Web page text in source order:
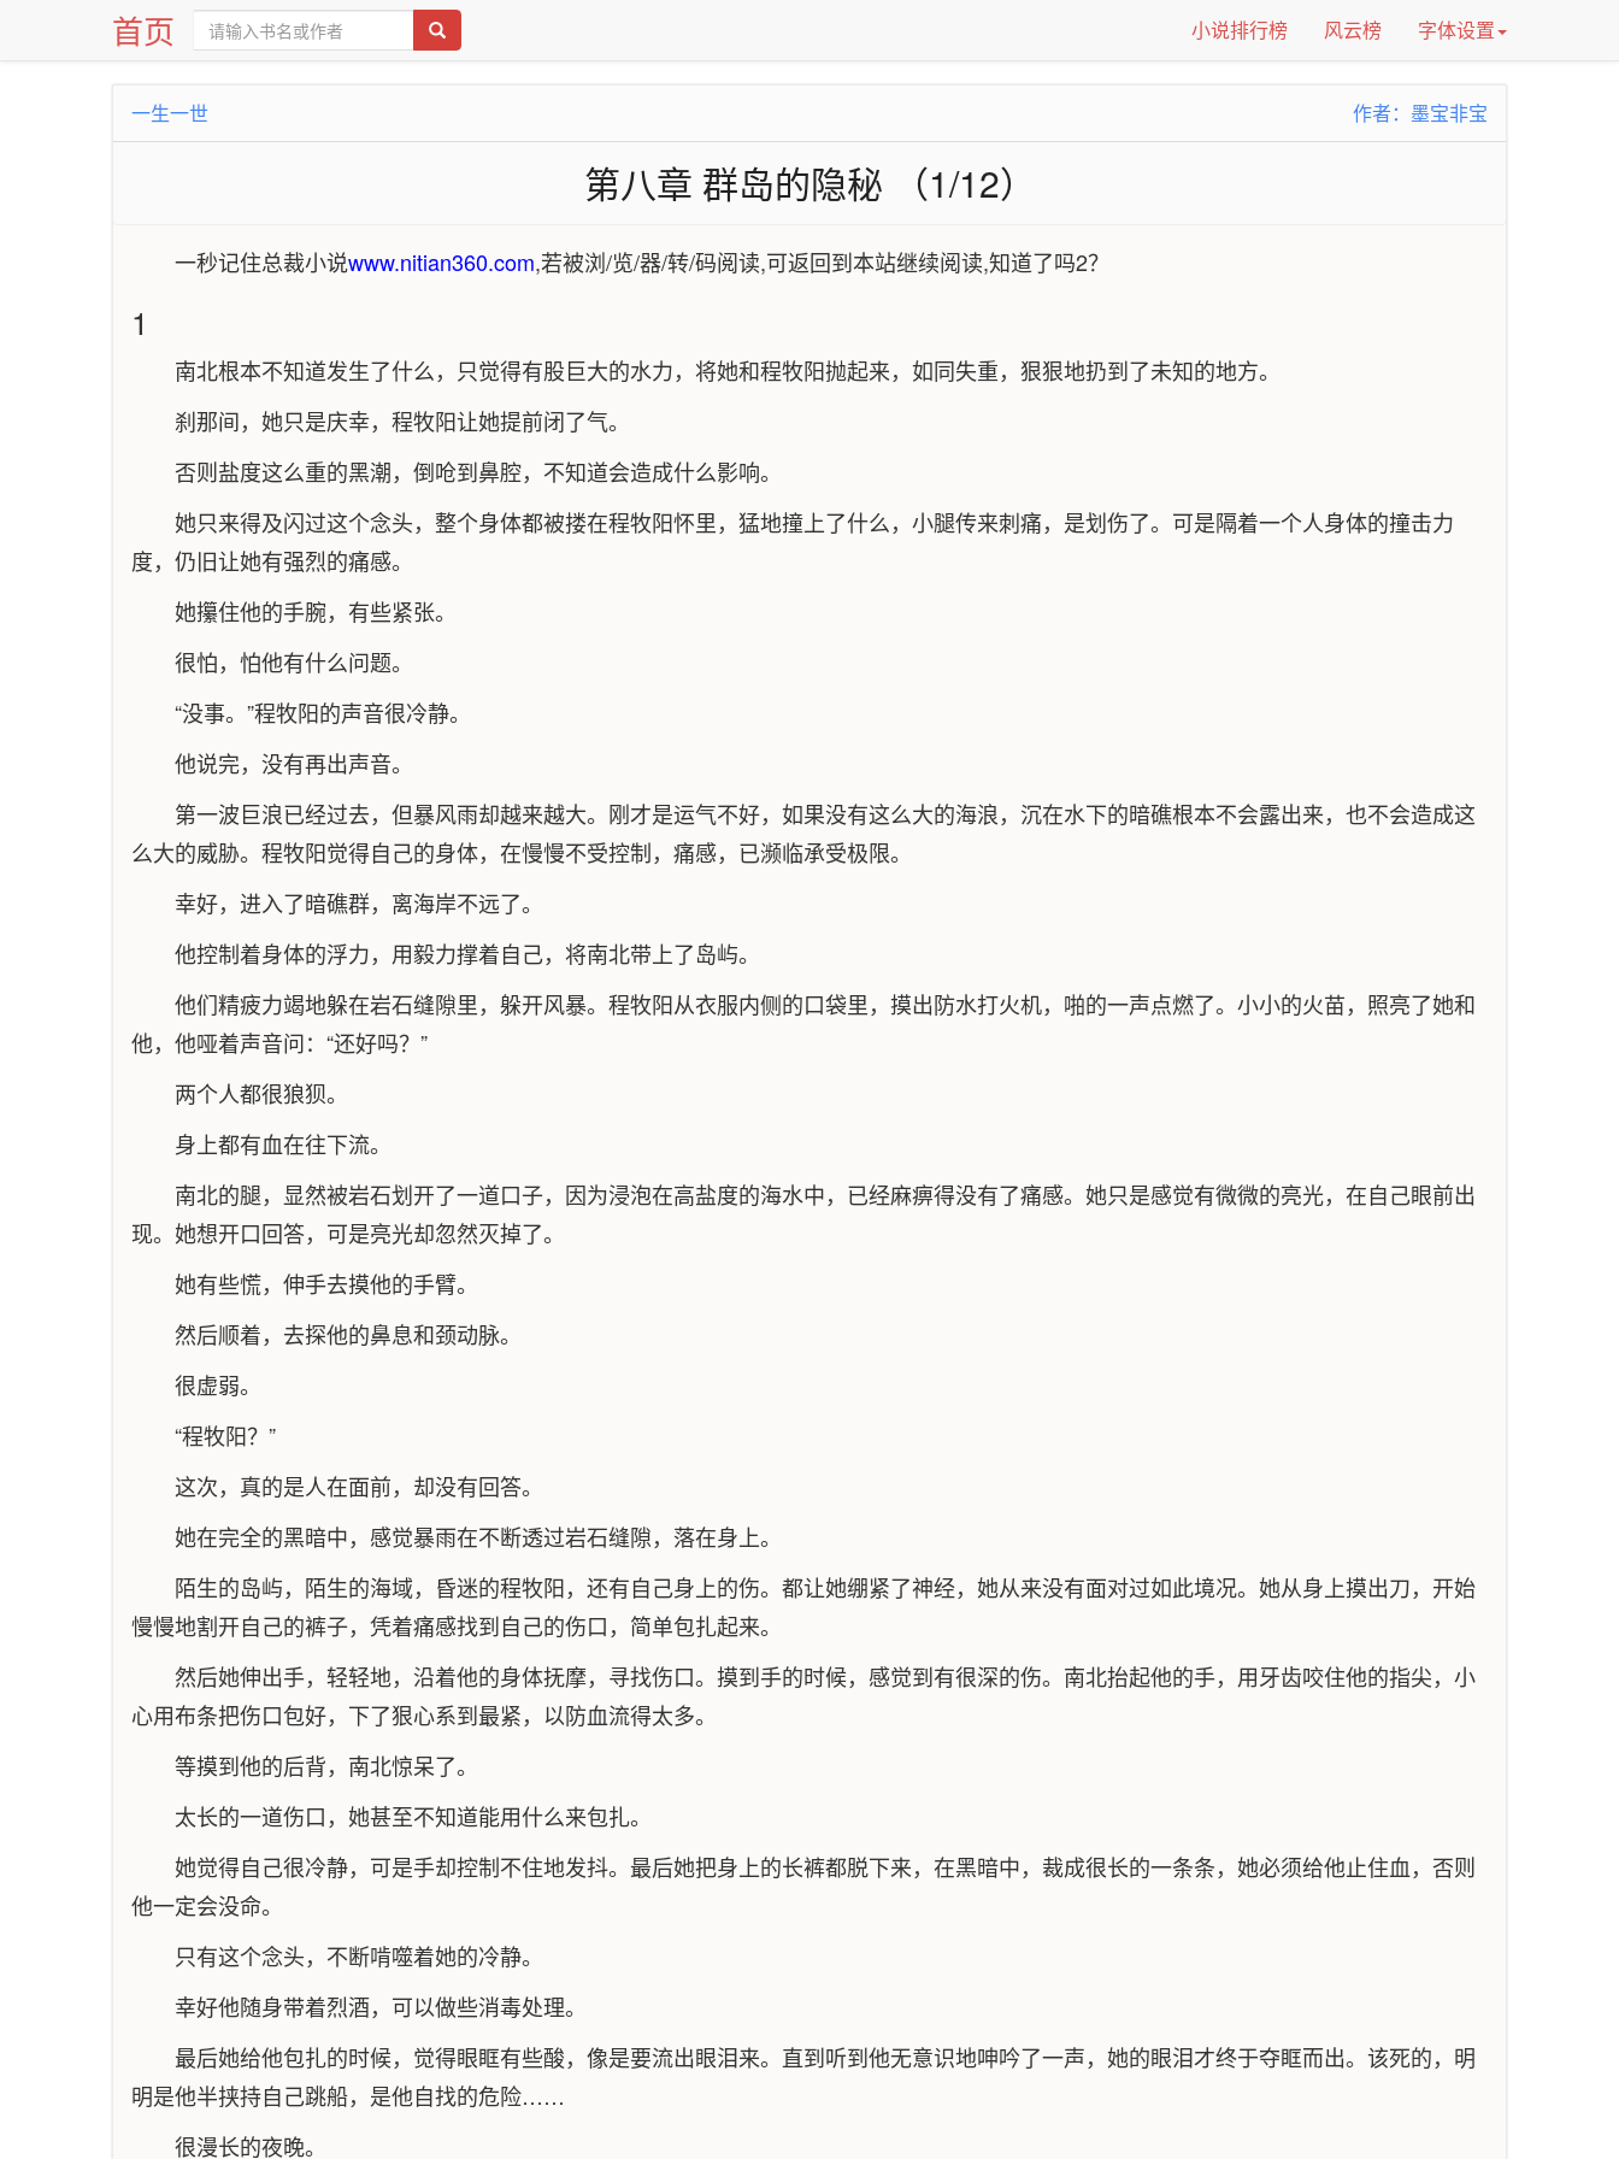
首页 小说排行榜 风云榜 字体设置
一生一世 作者：墨宝非宝
第八章 群岛的隐秘 （1/12）
一秒记住总裁小说www.nitian360.com,若被浏/览/器/转/码阅读,可返回到本站继续阅读,知道了吗2？
1
南北根本不知道发生了什么，只觉得有股巨大的水力，将她和程牧阳抛起来，如同失重，狠狠地扔到了未知的地方。
刹那间，她只是庆幸，程牧阳让她提前闭了气。
否则盐度这么重的黑潮，倒呛到鼻腔，不知道会造成什么影响。
她只来得及闪过这个念头，整个身体都被搂在程牧阳怀里，猛地撞上了什么，小腿传来刺痛，是划伤了。可是隔着一个人身体的撞击力
度，仍旧让她有强烈的痛感。
她攥住他的手腕，有些紧张。
很怕，怕他有什么问题。
“没事。”程牧阳的声音很冷静。
他说完，没有再出声音。
第一波巨浪已经过去，但暴风雨却越来越大。刚才是运气不好，如果没有这么大的海浪，沉在水下的暗礁根本不会露出来，也不会造成这
么大的威胁。程牧阳觉得自己的身体，在慢慢不受控制，痛感，已濒临承受极限。
幸好，进入了暗礁群，离海岸不远了。
他控制着身体的浮力，用毅力撑着自己，将南北带上了岛屿。
他们精疲力竭地躲在岩石缝隙里，躲开风暴。程牧阳从衣服内侧的口袋里，摸出防水打火机，啪的一声点燃了。小小的火苗，照亮了她和
他，他哑着声音问：“还好吗？”
两个人都很狼狈。
身上都有血在往下流。
南北的腿，显然被岩石划开了一道口子，因为浸泡在高盐度的海水中，已经麻痹得没有了痛感。她只是感觉有微微的亮光，在自己眼前出
现。她想开口回答，可是亮光却忽然灭掉了。
她有些慌，伸手去摸他的手臂。
然后顺着，去探他的鼻息和颈动脉。
很虚弱。
“程牧阳？”
这次，真的是人在面前，却没有回答。
她在完全的黑暗中，感觉暴雨在不断透过岩石缝隙，落在身上。
陌生的岛屿，陌生的海域，昏迷的程牧阳，还有自己身上的伤。都让她绷紧了神经，她从来没有面对过如此境况。她从身上摸出刀，开始
慢慢地割开自己的裤子，凭着痛感找到自己的伤口，简单包扎起来。
然后她伸出手，轻轻地，沿着他的身体抚摩，寻找伤口。摸到手的时候，感觉到有很深的伤。南北抬起他的手，用牙齿咬住他的指尖，小
心用布条把伤口包好，下了狠心系到最紧，以防血流得太多。
等摸到他的后背，南北惊呆了。
太长的一道伤口，她甚至不知道能用什么来包扎。
她觉得自己很冷静，可是手却控制不住地发抖。最后她把身上的长裤都脱下来，在黑暗中，裁成很长的一条条，她必须给他止住血，否则
他一定会没命。
只有这个念头，不断啃噬着她的冷静。
幸好他随身带着烈酒，可以做些消毒处理。
最后她给他包扎的时候，觉得眼眶有些酸，像是要流出眼泪来。直到听到他无意识地呻吟了一声，她的眼泪才终于夺眶而出。该死的，明
明是他半挟持自己跳船，是他自找的危险……
很漫长的夜晚。